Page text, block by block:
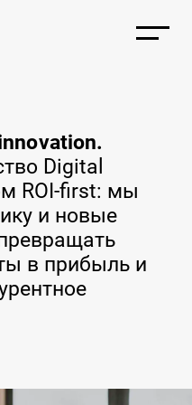
Digital
ROI-first: мы
и новые
в прибыль и